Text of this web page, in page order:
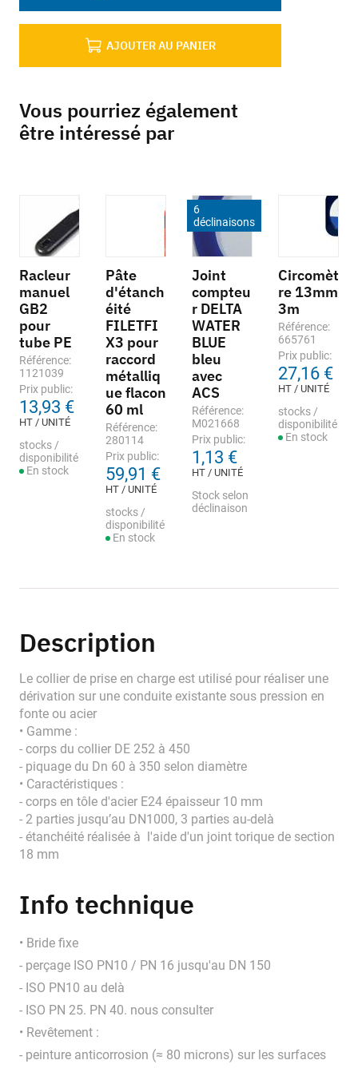
AJOUTER AU PANIER
Vous pourriez également
être intéressé par
Racleur
manuel
GB2
pour
tube PE
Référence:
1121039
Prix public:
13,93 €
HT / UNITÉ
stocks /
disponibilité
En stock
Pâte
d'étanch
éité
FILETFI
X3 pour
raccord
métalliq
ue flacon
60 ml
Référence:
280114
Prix public:
59,91 €
HT / UNITÉ
stocks /
disponibilité
En stock
6
déclinaisons
Joint
compteu
r DELTA
WATER
BLUE
bleu
avec
ACS
Référence:
M021668
Prix public:
1,13 €
HT / UNITÉ
Stock selon
déclinaison
Circomèt
re 13mm
3m
Référence:
665761
Prix public:
27,16 €
HT / UNITÉ
stocks /
disponibilité
En stock
Description
Le collier de prise en charge est utilisé pour réaliser une
dérivation sur une conduite existante sous pression en
fonte ou acier
• Gamme :
- corps du collier DE 252 à 450
- piquage du Dn 60 à 350 selon diamètre
• Caractéristiques :
- corps en tôle d'acier E24 épaisseur 10 mm
- 2 parties jusqu’au DN1000, 3 parties au-delà
- étanchéité réalisée à l'aide d'un joint torique de section
18 mm
Info technique
• Bride fixe
- perçage ISO PN10 / PN 16 jusqu'au DN 150
- ISO PN10 au delà
- ISO PN 25. PN 40. nous consulter
• Revêtement :
- peinture anticorrosion (≈ 80 microns) sur les surfaces